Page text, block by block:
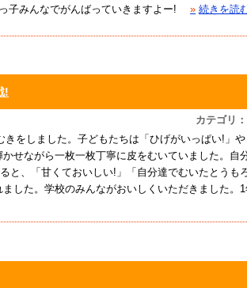
子みんなでがんばっていきますよー!
» 続きを読
!
カテゴリ
をしました。子どもたちは「ひげがいっぱい!」や
せながら一枚一枚丁寧に皮をむいていました。自
と、「甘くておいしい!」「自分達でむいたとうも
した。学校のみんながおいしくいただきました。